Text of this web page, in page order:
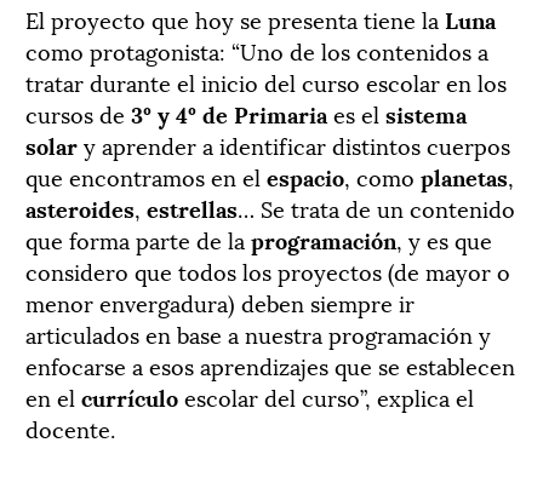
El proyecto que hoy se presenta tiene la Luna
como protagonista: “Uno de los contenidos a
tratar durante el inicio del curso escolar en los
cursos de 3º y 4º de Primaria es el sistema
solary aprender a identificar distintos cuerpos
que encontramos en el espacio, como planetas,
asteroides, estrellas… Se trata de un contenido
que forma parte de la programación, y es que
considero que todos los proyectos (de mayor o
menor envergadura) deben siempre ir
articulados en base a nuestra programación y
enfocarse a esos aprendizajes que se establecen
en el currículoescolar del curso”, explica el
docente.